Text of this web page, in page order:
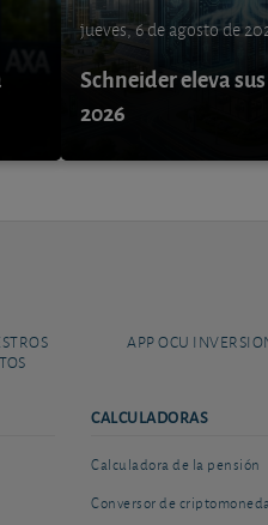
jueves, 6 de agosto de
Schneider eleva
2026
APP OCU
CALCULADORAS
Calculadora de la pensión
Conversor de